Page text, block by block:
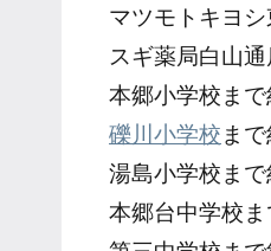
マツモトキヨ
スギ薬局白山
本郷小学校ま
礫川小学校 ま
湯島小学校ま
本郷台中学校